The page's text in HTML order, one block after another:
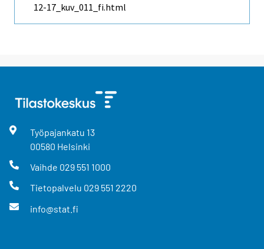
12-17_kuv_011_fi.html
Työpajankatu 13
00580 Helsinki
Vaihde 029 551 1000
Tietopalvelu 029 551 2220
info@stat.fi